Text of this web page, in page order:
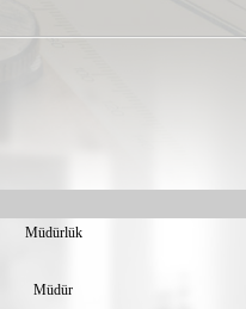
Müdürlük
Müdür